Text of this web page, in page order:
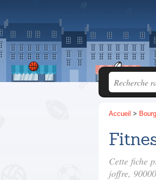
Accueil >
Cette fiche
joffre,